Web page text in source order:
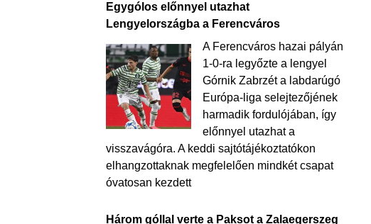
Egygólos előnnyel utazhat
Lengyelországba a Ferencváros
A Ferencváros hazai pályán
1-0-ra legyőzte a lengyel
Górnik Zabrzét a labdarúgó
Európa-liga selejtezőjének
harmadik fordulójában, így
előnnyel utazhat a
visszavágóra. A keddi sajtótájékoztatókon
elhangzottaknak megfelelően mindkét csapat
óvatosan kezdett
Három góllal verte a Paksot a Zalaegerszeg